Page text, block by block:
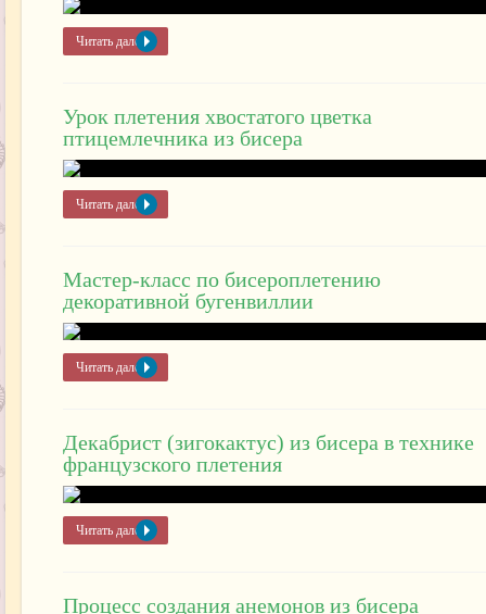
Читать далее »
Урок плетения хвостатого цветка
птицемлечника из бисера
Читать далее »
Мастер-класс по бисероплетению
декоративной бугенвиллии
Читать далее »
Декабрист (зигокактус) из бисера в технике
французского плетения
Читать далее »
Процесс создания анемонов из бисера